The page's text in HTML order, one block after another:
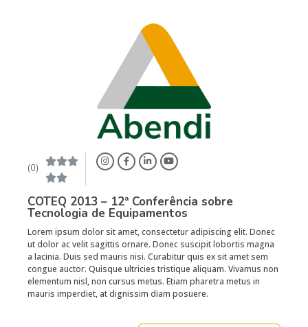
(0)


COTEQ 2013 – 12ª Conferência sobre
Tecnologia de Equipamentos
Lorem ipsum dolor sit amet, consectetur adipiscing elit. Donec
ut dolor ac velit sagittis ornare. Donec suscipit lobortis magna
a lacinia. Duis sed mauris nisi. Curabitur quis ex sit amet sem
congue auctor. Quisque ultricies tristique aliquam. Vivamus non
elementum nisl, non cursus metus. Etiam pharetra metus in
mauris imperdiet, at dignissim diam posuere.